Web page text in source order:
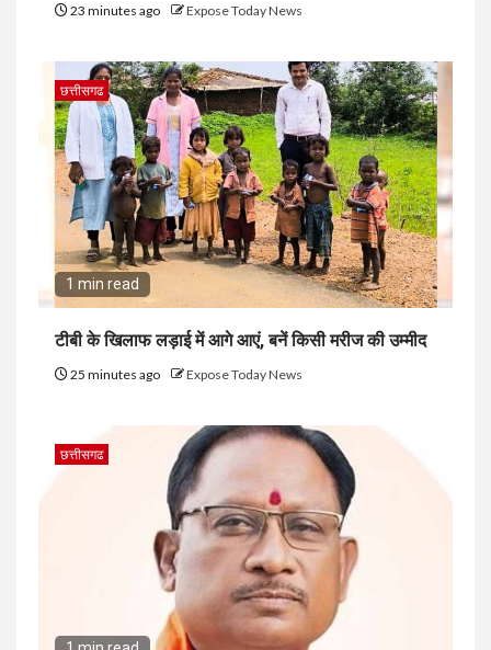
23 minutes ago Expose Today News
छत्तीसगढ
1 min read
टीबी के खिलाफ लड़ाई में आगे आएं, बनें किसी मरीज की उम्मीद
25 minutes ago Expose Today News
छत्तीसगढ